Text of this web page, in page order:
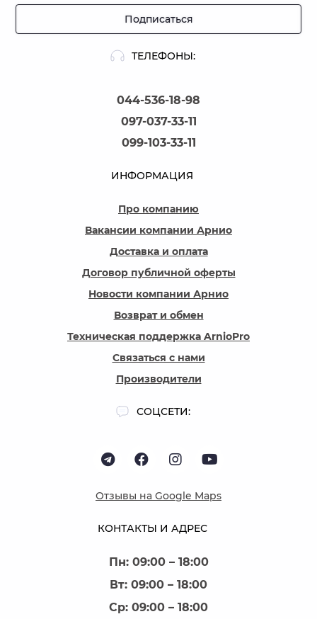
ТЕЛЕФОНЫ:
044-536-18-98
097-037-33-11
099-103-33-11
Подписаться
КОНТАКТЫ И АДРЕС
Пн: 09:00 – 18:00
Вт: 09:00 – 18:00
Ср: 09:00 – 18:00
ИНФОРМАЦИЯ
Про компанию
Вакансии компании Арнио
Доставка и оплата
Договор публичной оферты
Новости компании Арнио
Возврат и обмен
Техническая поддержка ArnioPro
Связаться с нами
Производители
СОЦСЕТИ:
Отзывы на Google Maps